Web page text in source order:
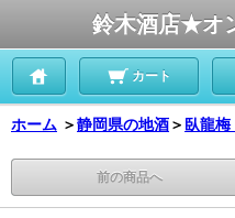
鈴木酒店★オ
カート
ホーム ＞静岡県の地酒＞ 臥龍梅
前の商品へ